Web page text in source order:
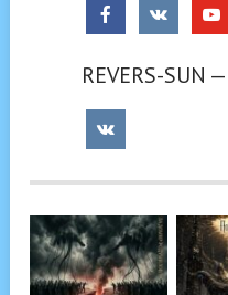
REVERS-